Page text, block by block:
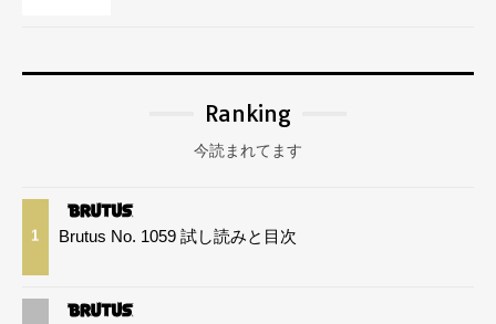
Ranking
今読まれてます
1 Brutus No. 1059 試し読みと目次